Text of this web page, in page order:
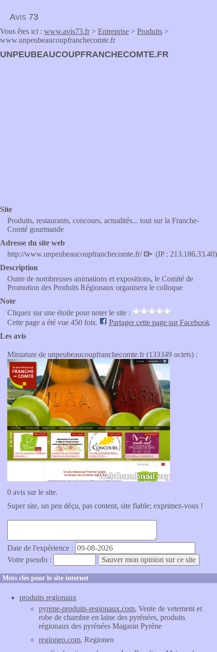
Avis 73
Vous êtes ici : www.avis73.fr> Entreprise > Produits >
www.unpeubeaucoupfranchecomte.fr
UNPEUBEAUCOUPFRANCHECOMTE.FR
Site
Produits, restaurants, concours, actualités... tout sur la Franche-
Comté gourmande
Adresse du site web
http://www.unpeubeaucoupfranchecomte.fr/
(IP : 213.186.33.40)
Description
Outre de nombreuses animations et expositions, le Comité de
Promotion des Produits Régionaux organisera le colloque
Note
Cliquez sur une étoile pour noter le site :
Cette page a été vue 450 fois.
Partager cette page sur Facebook
Les avis
Miniature de unpeubeaucoupfranchecomte.fr (133349 octets) :
0 avis sur le site.
Super site, un peu déçu, pas content, site fiable; exprimez-vous !
Date de l'expérience :
Votre pseudo :
Mots clés pour le site internet
produits regionaux
pyrene-produits-regionaux.com, Vente de vetement et
robe de chambre en laine des pyrénées, produits
régionaux des pyrénées Magasin Pyrène
regioneo.com, Regioneo